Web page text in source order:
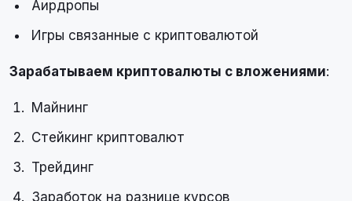
Аирдропы
Игры связанные с криптовалютой
Зарабатываем криптовалюты с вложениями:
Майнинг
Стейкинг криптовалют
Трейдинг
Заработок на разнице курсов